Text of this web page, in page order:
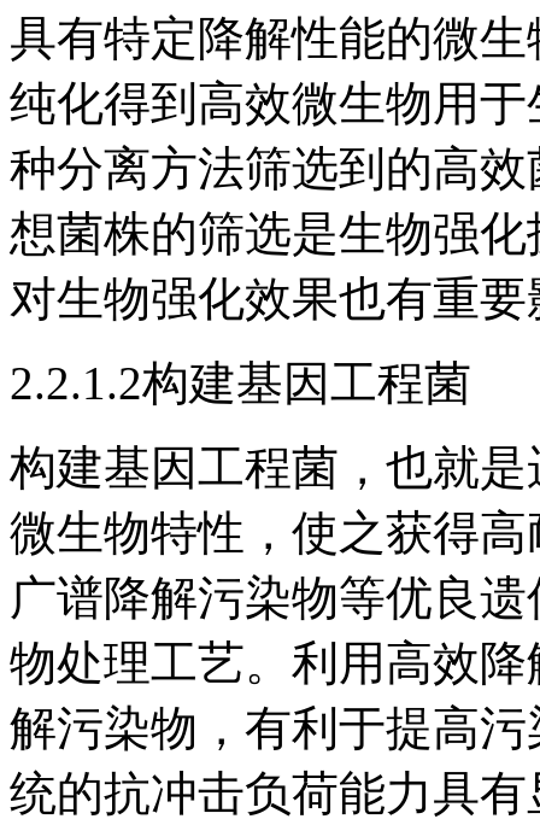
具有特定降解性能的微
纯化得到高效微生物用
种分离方法筛选到的高
想菌株的筛选是生物强
对生物强化效果也有重要
2.2.1.2构建基因工程菌
构建基因工程菌，也就
微生物特性，使之获得
广谱降解污染物等优良
物处理工艺。利用高效
解污染物，有利于提高
统的抗冲击负荷能力具